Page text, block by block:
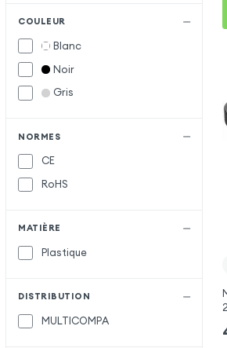
COULEUR
Blanc
Noir
Gris
NORMES
CE
RoHS
MATIÈRE
Plastique
DISTRIBUTION
MULTICOMPA